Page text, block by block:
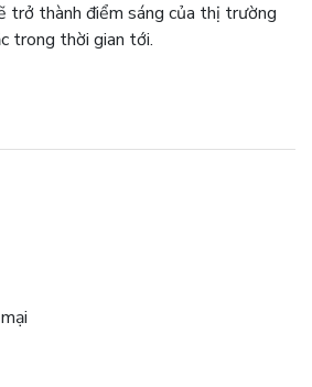
trở thành điểm sáng của thị trường
trong thời gian tới.